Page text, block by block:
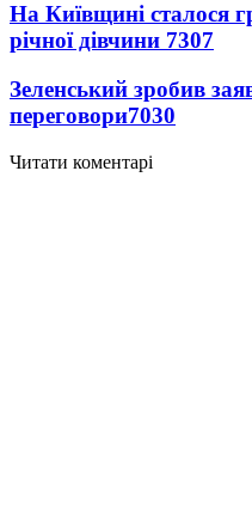
На Київщині сталося
річної дівчини 7307
Зеленський зробив
переговори7030
Читати коментарі